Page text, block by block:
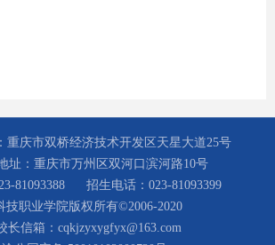
重庆市双桥经济技术开发区天星大道25号
址：重庆市万州区双河口滨河路10号
81093388
招生电话：023-81093399
技职业学院版权所有©2006-2020
长信箱：cqkjzyxygfyx@163.com